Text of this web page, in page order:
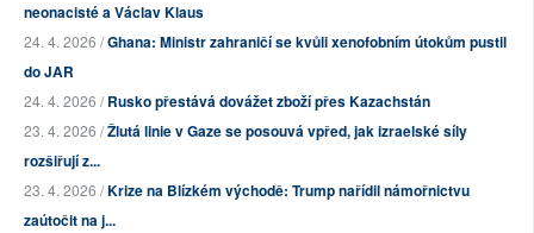
neonacisté a Václav Klaus
24. 4. 2026 /Ghana: Ministr zahraničí se kvůli xenofobním útokům pustil
do JAR
24. 4. 2026 /Rusko přestává dovážet zboží přes Kazachstán
23. 4. 2026 /Žlutá linie v Gaze se posouvá vpřed, jak izraelské síly
rozšiřují z...
23. 4. 2026 /Krize na Blízkém východě: Trump nařídil námořnictvu
zaútočit na j...